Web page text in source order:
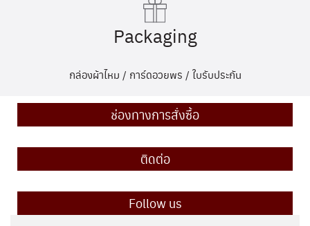
Packaging
กล่องผ้าไหม / การ์ดอวยพร / ใบรับประกัน
ช่องทางการสั่งซื้อ
ติดต่อ
Follow us